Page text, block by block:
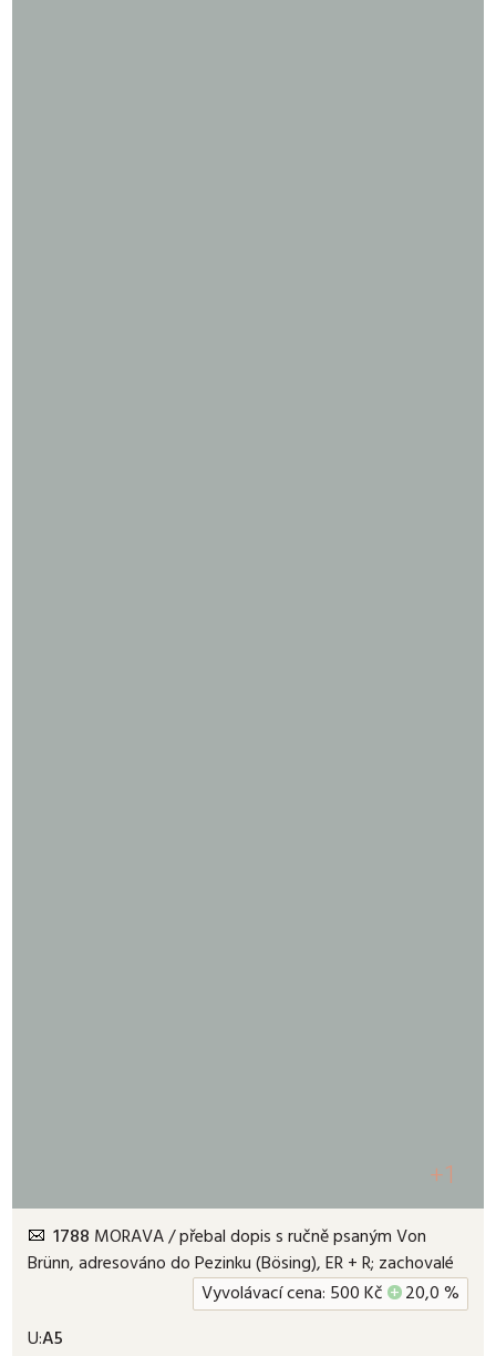
+1
1788 MORAVA / přebal dopis s ručně psaným Von
Brünn, adresováno do Pezinku (Bösing), ER + R; zachovalé
Vyvolávací cena: 500Kč + 20,0 %
U:A5